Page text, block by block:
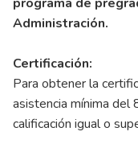
Administración.
Certificación:
Para obtener la
asistencia mínima del
calificación igual o